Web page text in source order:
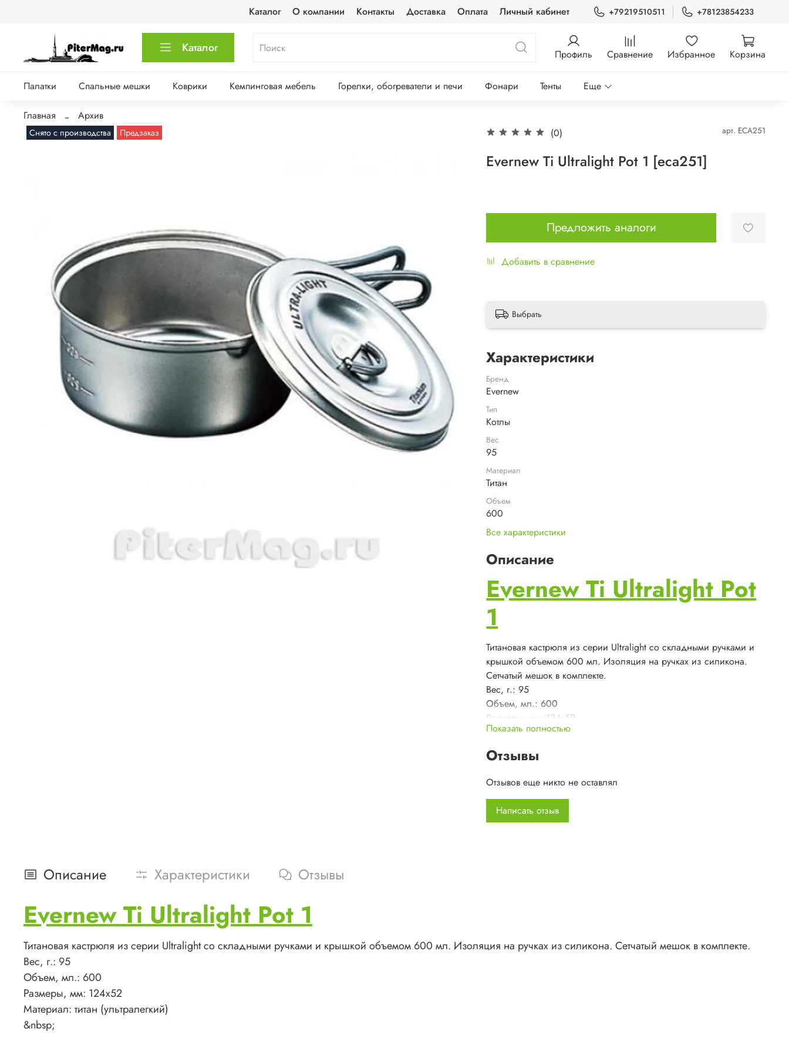
Каталог О компании Контакты Доставка Оплата Личный кабинет +79219510511 +78123854233
Каталог Профиль Сравнение Избранное Корзина
Палатки Спальные мешки Коврики Кемпинговая мебель Горелки, обогреватели и печи Фонари Тенты Еще
Главная Архив
Снято с производства Предзаказ (0) арт. ECA251
Evernew Ti Ultralight Pot 1 [eca251]
Предложить аналоги
Добавить в сравнение
Выбрать
Характеристики
Бренд
Evernew
Тип
Котлы
Вес
95
Материал
Титан
Объем
600
Все характеристики
Описание
Evernew Ti Ultralight Pot
1
Титановая кастрюля из серии Ultralight со складными ручками и
крышкой объемом 600 мл. Изоляция на ручках из силикона.
Сетчатый мешок в комплекте.
Вес, г.: 95
Объем, мл.: 600
Размеры, мм: 124х52
Материал: титан (ультралегкий)
Показать полностью
Отзывы
Отзывов еще никто не оставлял
Написать отзыв
Описание Характеристики Отзывы
Evernew Ti Ultralight Pot 1
Титановая кастрюля из серии Ultralight со складными ручками и крышкой объемом 600 мл. Изоляция на ручках из силикона. Сетчатый мешок в комплекте.
Вес, г.: 95
Объем, мл.: 600
Размеры, мм: 124х52
Материал: титан (ультралегкий)
&nbsp;